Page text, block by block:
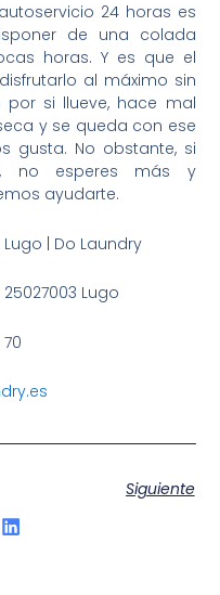
24 horas es
de una colada
horas. Y es que el
al máximo sin
si llueve, hace mal
y se queda con ese
gusta. No obstante, si
no esperes más y
ayudarte.
| Do Laundry
Lugo
70
Siguiente